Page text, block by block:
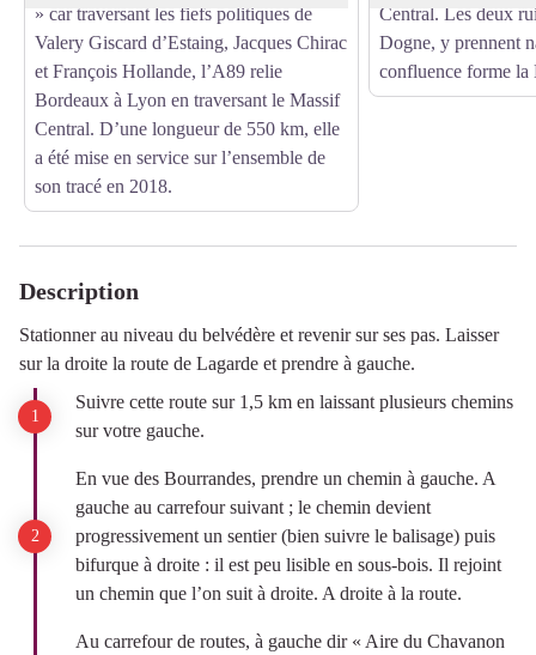
» car traversant les fiefs politiques de
Valery Giscard d’Estaing, Jacques Chirac
et François Hollande, l’A89 relie
Bordeaux à Lyon en traversant le Massif
Central. D’une longueur de 550 km, elle
a été mise en service sur l’ensemble de
son tracé en 2018.
Central. Les deux
Dogne, y prennent
confluence forme la
Description
Stationner au niveau du belvédère et revenir sur ses pas. Laisser
sur la droite la route de Lagarde et prendre à gauche.
Suivre cette route sur 1,5 km en laissant plusieurs chemins
sur votre gauche.
En vue des Bourrandes, prendre un chemin à gauche. A
gauche au carrefour suivant ; le chemin devient
progressivement un sentier (bien suivre le balisage) puis
bifurque à droite : il est peu lisible en sous-bois. Il rejoint
un chemin que l’on suit à droite. A droite à la route.
Au carrefour de routes, à gauche dir « Aire du Chavanon